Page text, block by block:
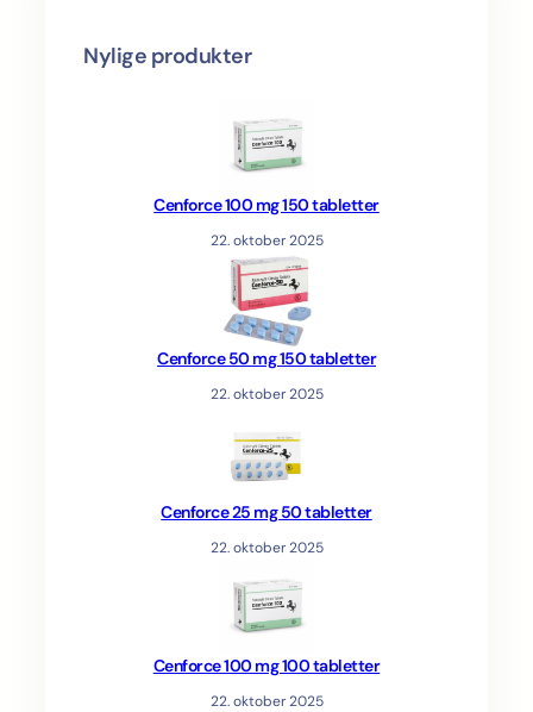
Nylige produkter
Cenforce 100 mg 150 tabletter
22. oktober 2025
Cenforce 50 mg 150 tabletter
22. oktober 2025
Cenforce 25 mg 50 tabletter
22. oktober 2025
Cenforce 100 mg 100 tabletter
22. oktober 2025